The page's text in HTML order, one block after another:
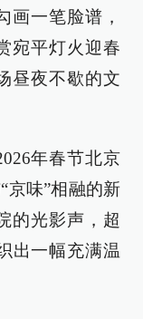
画一笔脸谱，
宛平灯火迎春
昼夜不歇的文
年春节北京
京味”相融的新
的光影声，超
出一幅充满温